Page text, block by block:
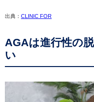
出典： CLINIC FOR
AGAは進行性の
い